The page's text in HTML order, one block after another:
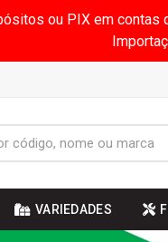
ou PIX em
VARIEDADES